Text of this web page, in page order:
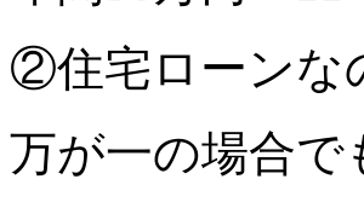
②住宅ローンな
万が一の場合で